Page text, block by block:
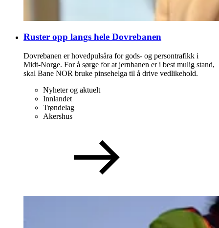
Ruster opp langs hele Dovrebanen
Dovrebanen er hovedpulsåra for gods- og persontrafikk i
Midt-Norge. For å sørge for at jernbanen er i best mulig stand,
skal Bane NOR bruke pinsehelga til å drive vedlikehold.
Nyheter og aktuelt
Innlandet
Trøndelag
Akershus